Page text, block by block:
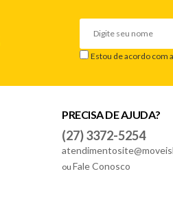
Estou de acordo com
PRECISA DE AJUDA?
(27) 3372-5254
ou Fale Conosco